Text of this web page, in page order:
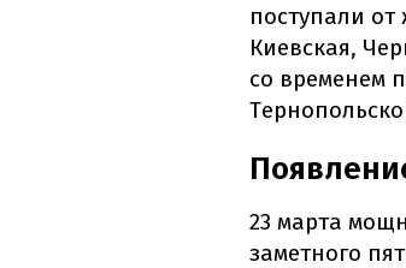
поступали
Киевская,
со временем
23 марта
заметного